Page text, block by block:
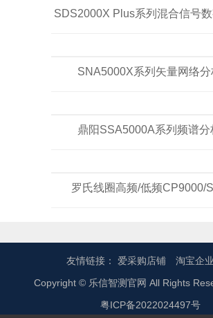
SDS2000X Plus系列混合信号
SNA5000X系列矢量网络分
鼎阳SSA5000A系列频谱分
罗氏线圈高频/低频CP9000/
友情链接： 爱采购店铺
淘宝企
Copyright © 乐信智测官网 All Rights
粤ICP备2022024497号